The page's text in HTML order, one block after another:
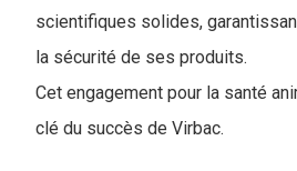
scientifiques solides,
la sécurité de ses produits.
Cet engagement pour la santé
clé du succès de Virbac.